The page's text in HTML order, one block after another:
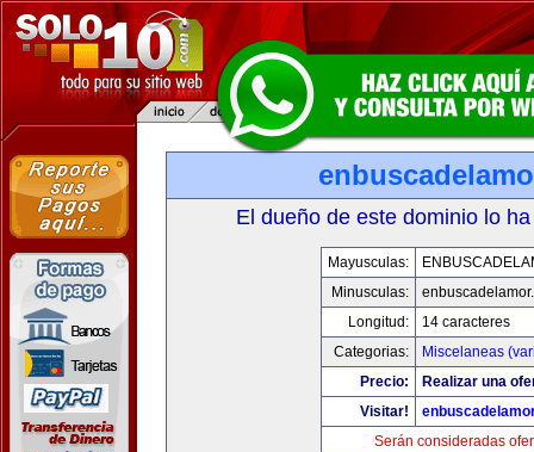
El dueño de este dominio lo
Mayusculas:
Minusculas:
Longitud:
14 caracteres
Categorias:
Miscelaneas
Precio:
Realizar una
Visitar!
Serán consideradas